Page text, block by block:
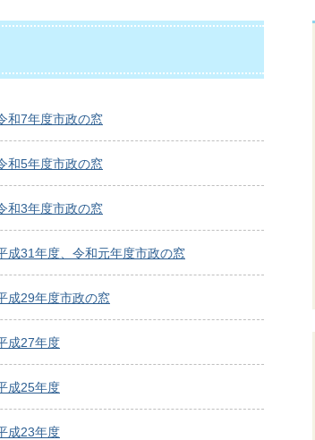
和7年度市政の窓
和5年度市政の窓
和3年度市政の窓
成31年度、令和元年度市政の窓
成29年度市政の窓
成27年度
成25年度
成23年度